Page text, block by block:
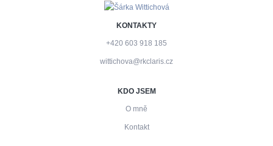
KONTAKTY
+420 603 918 185
wittichova@rkclaris.cz
KDO JSEM
O mně
Kontakt